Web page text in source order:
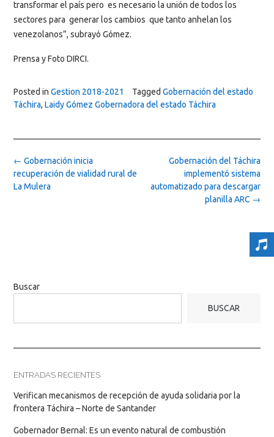
transformar el país pero es necesario la unión de todos los
sectores para generar los cambios que tanto anhelan los
venezolanos”, subrayó Gómez.
Prensa y Foto DIRCI.
Posted in Gestion 2018-2021 Tagged Gobernación del estado
Táchira, Laidy Gómez Gobernadora del estado Táchira
Post
navigation
Gobernación del Táchira
implementó sistema
automatizado para descargar
planilla ARC →
← Gobernación inicia
recuperación de vialidad rural de
La Mulera
Buscar
BUSCAR
ENTRADAS RECIENTES
Verifican mecanismos de recepción de ayuda solidaria por la
frontera Táchira – Norte de Santander
Gobernador Bernal: Es un evento natural de combustión